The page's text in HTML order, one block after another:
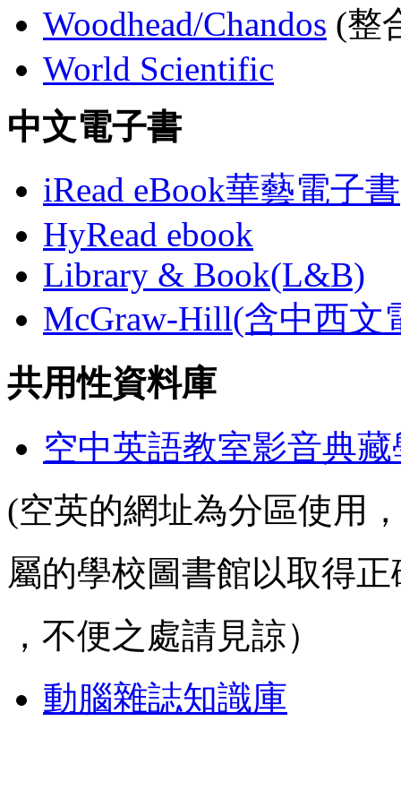
Woodhead/Chandos (整
World Scientific
中文電子書
iRead eBook華藝電子書
HyRead ebook
Library & Book(L&B)
McGraw-Hill(含中西文
共用性資料庫
空中英語教室影音典
(空英的網址為分區使用
屬的學校圖書館以取得
，不便之處請見諒）
動腦雜誌知識庫